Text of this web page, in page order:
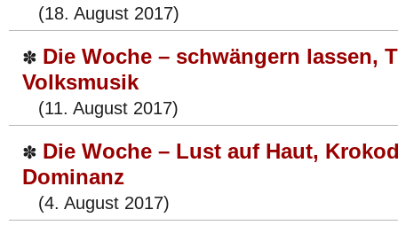
(18. August 2017)
✽ Die Woche – schwängern lassen,
Volksmusik
(11. August 2017)
✽ Die Woche – Lust auf Haut,
Dominanz
(4. August 2017)